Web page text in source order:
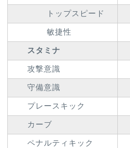
トップスピード
敏捷性
スタミナ
攻撃意識
守備意識
プレースキック
カーブ
ペナルティキック